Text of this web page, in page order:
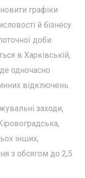
графіки
й бізнесу.
доби.
в Харківській,
одночасно
відключень.
заходи,
інших,
з обсягом до 2,5